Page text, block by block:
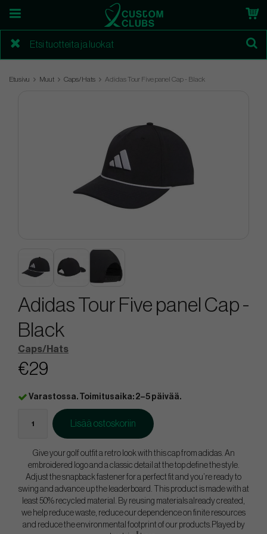
Etusivu Muut Caps/Hats Adidas Tour Five panel Cap - Black
Adidas Tour Five panel Cap -
Black
Caps/Hats
€29
Varastossa. Toimitusaika: 2–5 päivää.
Lisää ostoskoriin
Give your golf outfit a retro look with this cap from adidas. An
embroidered logo and a classic detail at the top define the style.
Adjust the snapback fastener for a perfect fit and you’re ready to
swing and advance up the leaderboard. This product is made with at
least 50% recycled material. By reusing materials already created,
we help reduce waste, reduce our dependence on finite resources
and reduce the environmental footprint of our products.Played by